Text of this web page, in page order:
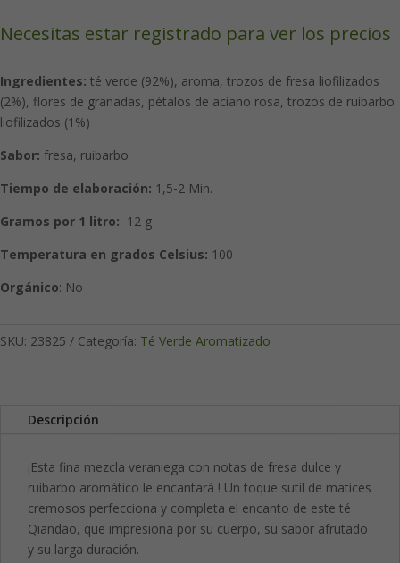
Necesitas estar registrado para ver los precios
Ingredientes: té verde (92%), aroma, trozos de fresa liofilizados
(2%), flores de granadas, pétalos de aciano rosa, trozos de ruibarbo
liofilizados (1%)
Sabor: fresa, ruibarbo
Tiempo de elaboración: 1,5-2 Min.
Gramos por 1 litro: 12 g
Temperatura en grados Celsius: 100
Orgánico: No
SKU: 23825 Categoría: Té Verde Aromatizado
Descripción
¡Esta fina mezcla veraniega con notas de fresa dulce y
ruibarbo aromático le encantará ! Un toque sutil de matices
cremosos perfecciona y completa el encanto de este té
Qiandao, que impresiona por su cuerpo, su sabor afrutado
y su larga duración.